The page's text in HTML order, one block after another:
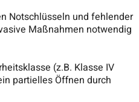
Notschlüsseln und fehlender
Maßnahmen notwendig
(z.B. Klasse IV
partielles Öffnen durch